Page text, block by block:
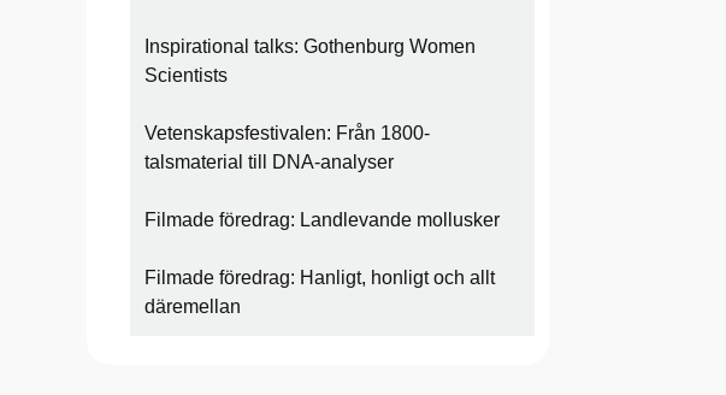
Inspirational talks: Gothenburg Women
Scientists
Vetenskapsfestivalen: Från 1800-
talsmaterial till DNA-analyser
Filmade föredrag: Landlevande mollusker
Filmade föredrag: Hanligt, honligt och allt
däremellan